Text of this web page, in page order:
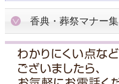
香典・葬祭マナー集